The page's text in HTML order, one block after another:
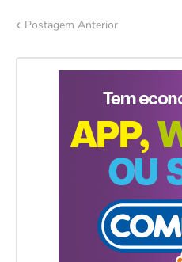
Postagem Anterior